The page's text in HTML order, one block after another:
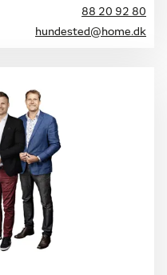
88 20 92 80
hundested@home.dk